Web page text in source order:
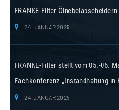
FRANKE-Filter
24. JANUAR 2025
FRANKE-Filter stellt vom 05.-06.
Fachkonferenz „Instandhaltung in
24. JANUAR 2025